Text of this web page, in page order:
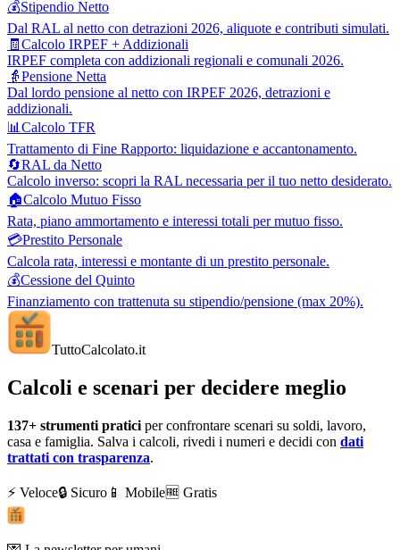
💰Stipendio Netto
Dal RAL al netto con detrazioni 2026, aliquote e contributi simulati.
🧾 Calcolo IRPEF + Addizionali
IRPEF completa con addizionali regionali e comunali 2026.
👵Pensione Netta
Dal lordo pensione al netto con IRPEF 2026, detrazioni e
addizionali.
📊 Calcolo TFR
Trattamento di Fine Rapporto: liquidazione e accantonamento.
🔄RAL da Netto
Calcolo inverso: scopri la RAL necessaria per il tuo netto desiderato.
🏠Calcolo Mutuo Fisso
Rata, piano ammortamento e interessi totali per mutuo fisso.
💳Prestito Personale
Calcola rata, interessi e montante di un prestito personale.
💰Cessione del Quinto
Finanziamento con trattenuta su stipendio/pensione (max 20%).
TuttoCalcolato.it
Calcoli e scenari per decidere meglio
137+ strumenti pratici per confrontare scenari su soldi, lavoro,
casa e famiglia. Salva i calcoli, rivedi i numeri e decidi con dati
trattati con trasparenza.
⚡ Veloce🔒 Sicuro 📱 Mobile🆓 Gratis